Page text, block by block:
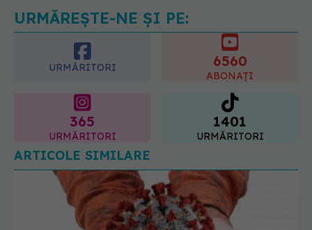
URMĂREȘTE-NE ȘI PE:
URMĂRITORI 6560
ABONAȚI
365
URMĂRITORI
1401
URMĂRITORI
ARTICOLE SIMILARE